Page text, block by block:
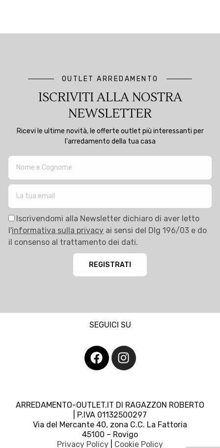
OUTLET ARREDAMENTO
ISCRIVITI ALLA NOSTRA
NEWSLETTER
Ricevi le ultime novità, le offerte outlet più interessanti per
l'arredamento della tua casa
Iscrivendomi alla Newsletter dichiaro di aver letto
l'informativa sulla privacy ai sensi del Dlg 196/03 e do
il consenso al trattamento dei dati.
REGISTRATI
SEGUICI SU
ARREDAMENTO-OUTLET.IT DI RAGAZZON ROBERTO
| P.IVA 01132500297
Via del Mercante 40, zona C.C. La Fattoria
45100 – Rovigo
Privacy Policy
Cookie Policy